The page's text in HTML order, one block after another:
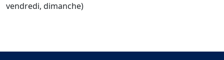
vendredi, dimanche)